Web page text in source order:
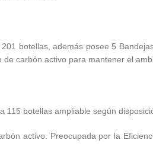
botellas, además posee 5
carbón activo para mantener el
botellas ampliable según
activo. Preocupada por la